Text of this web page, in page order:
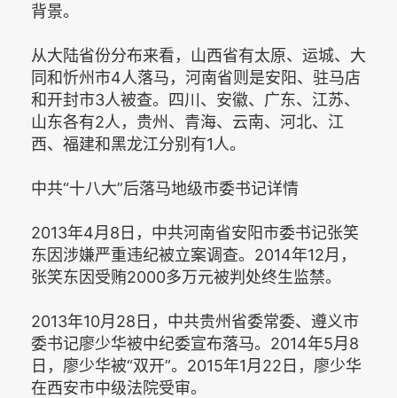
背景。
从大陆省份分布来看，山西省有太原、运城、大
同和忻州市4人落马，河南省则是安阳、驻马店
和开封市3人被查。四川、安徽、广东、江苏、
山东各有2人，贵州、青海、云南、河北、江
西、福建和黑龙江分别有1人。
中共“十八大”后落马地级市委书记详情
2013年4月8日，中共河南省安阳市委书记张笑
东因涉嫌严重违纪被立案调查。2014年12月，
张笑东因受贿2000多万元被判处终生监禁。
2013年10月28日，中共贵州省委常委、遵义市
委书记廖少华被中纪委宣布落马。2014年5月8
日，廖少华被“双开”。2015年1月22日，廖少华
在西安市中级法院受审。